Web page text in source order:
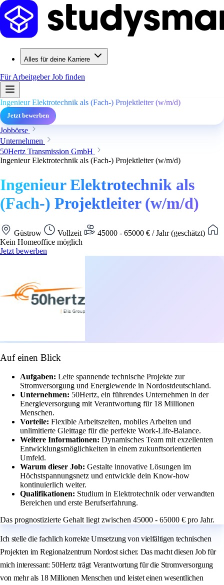
Alles für deine Karriere
Für ArbeitgeberJob finden
Ingenieur Elektrotechnik als (Fach-) Projektleiter (w/m/d)
Jetzt bewerben
Jobbörse
Unternehmen
50Hertz Transmission GmbH
Ingenieur Elektrotechnik als (Fach-) Projektleiter (w/m/d)
Ingenieur Elektrotechnik als
(Fach-) Projektleiter (w/m/d)
Güstrow Vollzeit
45000 - 65000 € / Jahr (geschätzt)
Kein Homeoffice möglich
Jetzt bewerben
Auf einen Blick
Aufgaben: Leite spannende technische Projekte zur
Stromversorgung und Energiewende in Nordostdeutschland.
Unternehmen: 50Hertz, ein führendes Unternehmen in der
Energieversorgung mit Verantwortung für 18 Millionen
Menschen.
Vorteile: Flexible Arbeitszeiten, mobiles Arbeiten und
unlimitierte Gleittage für die perfekte Work-Life-Balance.
Weitere Informationen: Dynamisches Team mit exzellenten
Entwicklungsmöglichkeiten in einem zukunftsorientierten
Umfeld.
Warum dieser Job: Gestalte innovative Lösungen im
Höchstspannungsnetz und entwickle dein Know-how
kontinuierlich weiter.
Qualifikationen: Studium in Elektrotechnik oder verwandten
Bereichen und erste Berufserfahrung.
Das prognostizierte Gehalt liegt zwischen 45000 - 65000 € pro Jahr.
Ich stelle die fachlich korrekte Umsetzung von vielfältigen technischen
Projekten im Regionalzentrum Nordost sicher. Das macht diesen Job für
mich interessant: 50Hertz trägt Verantwortung für die Stromversorgung
von mehr als 18 Millionen Menschen und leistet einen wesentlichen